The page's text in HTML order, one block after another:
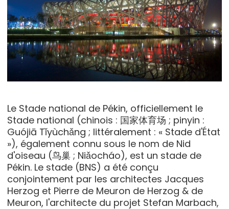
Le Stade national de Pékin, officiellement le
Stade national (chinois : 国家体育场 ; pinyin :
Guójiā Tǐyùchǎng ; littéralement : « Stade d'État
»), également connu sous le nom de Nid
d'oiseau (鸟巢 ; Niǎocháo), est un stade de
Pékin. Le stade (BNS) a été conçu
conjointement par les architectes Jacques
Herzog et Pierre de Meuron de Herzog & de
Meuron, l'architecte du projet Stefan Marbach,